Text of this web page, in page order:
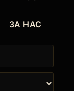
ЗА НАС